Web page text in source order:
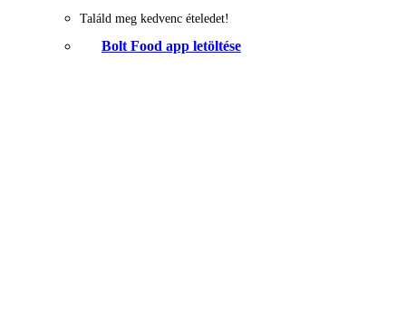
Találd meg kedvenc ételedet!
Bolt Food app letöltése